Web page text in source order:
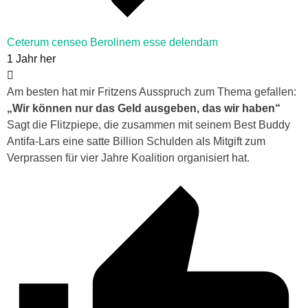
Ceterum censeo Berolinem esse delendam
1 Jahr her
Am besten hat mir Fritzens Ausspruch zum Thema gefallen:
„Wir können nur das Geld ausgeben, das wir haben“
Sagt die Flitzpiepe, die zusammen mit seinem Best Buddy
Antifa-Lars eine satte Billion Schulden als Mitgift zum
Verprassen für vier Jahre Koalition organisiert hat.